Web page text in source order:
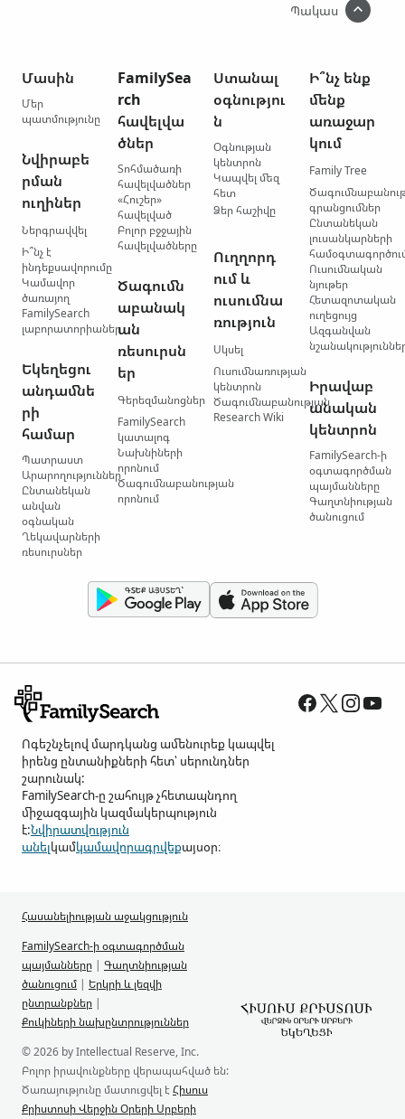
Պակաս
Մասին
Մեր
պատմությունը
Նվիրաբե
րման
ուղիներ
Ներգրավվել
Ի՞նչ է
ինդեքսավորումը
Կամավոր
ծառայող
FamilySearch
լաբորատորիաներ
Եկեղեցու
անդամնե
րի
համար
Պատրաստ
Արարողություններ
Ընտանեկան
անվան
օգնական
Ղեկավարների
ռեսուրսներ
FamilySea
rch
հավելվա
ծներ
Տոհմածառի
հավելվածներ
«Հուշեր»
հավելված
Բոլոր բջջային
հավելվածները
Ծագումն
աբանակ
ան
ռեսուրսն
եր
Գերեզմանոցներ
FamilySearch
կատալոգ
Նախնիների
որոնում
Ծագումնաբանության
որոնում
Ստանալ
օգնությու
ն
Օգնության
կենտրոն
Կապվել մեզ
հետ
Ձեր հաշիվը
Ուղղորդ
ում և
ուսումնա
ռություն
Սկսել
Ուսումնառության
կենտրոն
Ծագումնաբանության
Research Wiki
Ի՞նչ ենք
մենք
առաջար
կում
Family Tree
գրանցումներ
Ընտանեկան
լուսանկարների
Ուսումնական
նյութեր
Հետազոտական
ուղեցույց
Ազգանվան
Իրավաբ
անական
կենտրոն
FamilySearch-ի
օգտագործման
պայմանները
Գաղտնիության
ծանուցում
Ոգեշնչելով մարդկանց ամենուրեք կապվել
իրենց ընտանիքների հետ՝ սերունդներ
շարունակ:
FamilySearch-ը շահույթ չհետապնդող
միջազգային կազմակերպություն
է:Նվիրատվություն
անելկամկամավորագրվեքայսօր։
Հասանելիության աջակցություն
FamilySearch-ի օգտագործման
պայմանները | Գաղտնիության
ծանուցում | Երկրի և լեզվի
ընտրանքներ |
Քուկիների նախընտրություններ
© 2026 by Intellectual Reserve, Inc.
Բոլոր իրավունքները վերապահված են:
Ծառայությունը մատուցվել է Հիսուս
Քրիստոսի Վերջին Օրերի Սրբերի